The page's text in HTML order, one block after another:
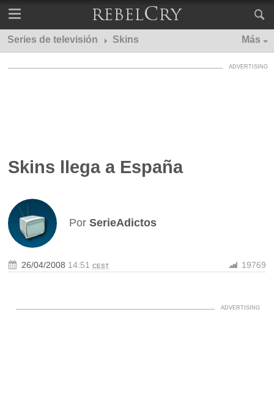
Series de televisión Skins Más
Skins llega a España
PorSerieAdictos
26/04/2008 14:51CEST 19769